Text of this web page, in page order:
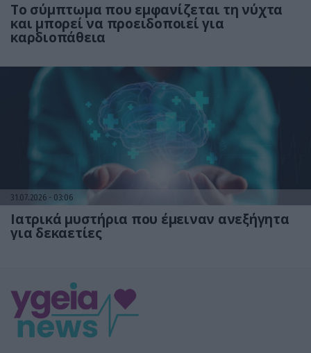
Το σύμπτωμα που εμφανίζεται τη νύχτα
και μπορεί να προειδοποιεί για
καρδιοπάθεια
31.07.2026 03:06
Ιατρικά μυστήρια που έμειναν ανεξήγητα
για δεκαετίες